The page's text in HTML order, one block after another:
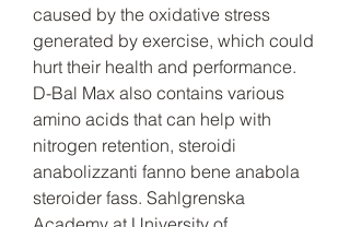
caused by the oxidative stress
generated by exercise, which could
hurt their health and performance.
D-Bal Max also contains various
amino acids that can help with
nitrogen retention, steroidi
anabolizzanti fanno bene anabola
steroider fass. Sahlgrenska